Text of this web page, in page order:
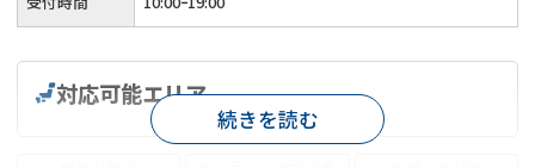
対応可能エリア
続きを読む